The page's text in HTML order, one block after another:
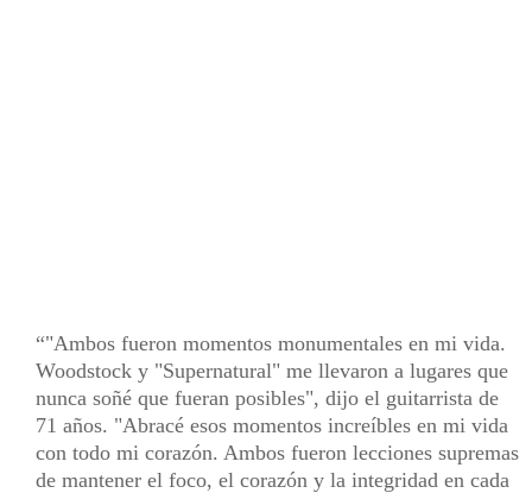
"Ambos fueron momentos monumentales en mi vida.
Woodstock y "Supernatural" me llevaron a lugares que
nunca soñé que fueran posibles", dijo el guitarrista de
71 años. "Abracé esos momentos increíbles en mi vida
con todo mi corazón. Ambos fueron lecciones supremas
de mantener el foco, el corazón y la integridad en cada